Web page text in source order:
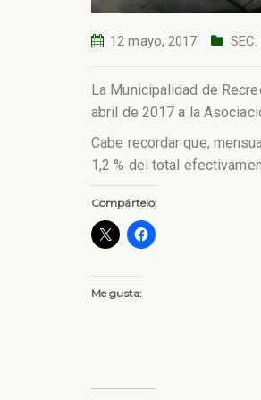
12 mayo, 2017
La Municipalidad de
abril de 2017 a la
Cabe recordar que,
1,2 % del total
Compártelo:
Me gusta: